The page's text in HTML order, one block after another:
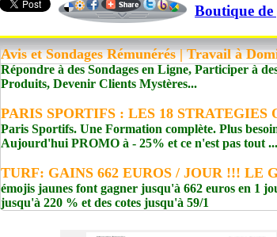
Boutique
Avis et Sondages Rémunérés | Travail à
Répondre à des Sondages en Ligne, Participer à
Produits, Devenir Clients Mystères...
PARIS SPORTIFS : LES 18 STRATEGIES
Paris Sportifs. Une Formation complète. Plus
Aujourd'hui PROMO à - 25% et ce n'est pas tout ...
TURF: GAINS 662 EUROS / JOUR !!! LE
émojis jaunes font gagner jusqu'à 662 euros en 1
jusqu'à 220 % et des cotes jusqu'à 59/1